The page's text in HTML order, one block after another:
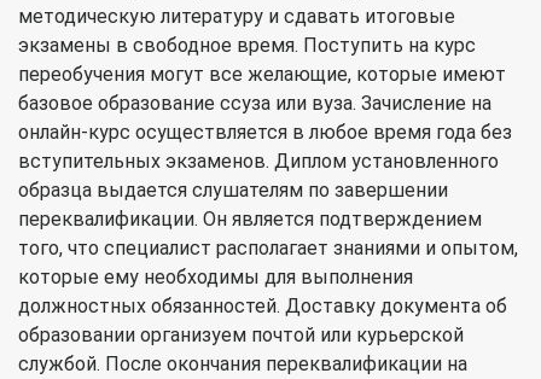
методическую литературу и сдавать итоговые
экзамены в свободное время. Поступить на курс
переобучения могут все желающие, которые имеют
базовое образование ссуза или вуза. Зачисление на
онлайн-курс осуществляется в любое время года без
вступительных экзаменов. Диплом установленного
образца выдается слушателям по завершении
переквалификации. Он является подтверждением
того, что специалист располагает знаниями и опытом,
которые ему необходимы для выполнения
должностных обязанностей. Доставку документа об
образовании организуем почтой или курьерской
службой. После окончания переквалификации на